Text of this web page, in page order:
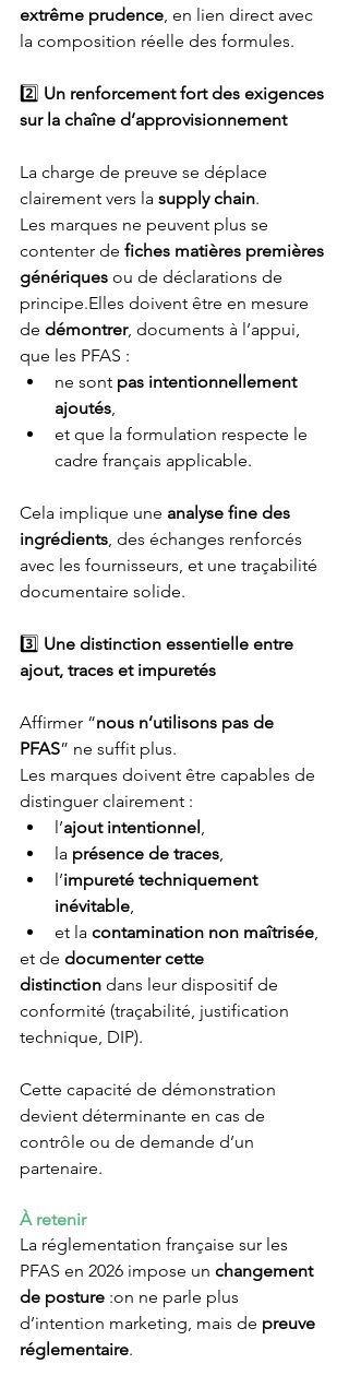
extrême prudence, en lien direct avec
la composition réelle des formules.
2️⃣ Un renforcement fort des exigences
sur la chaîne d’approvisionnement
La charge de preuve se déplace
clairement vers la supply chain.
Les marques ne peuvent plus se
contenter de fiches matières premières
génériques ou de déclarations de
principe.Elles doivent être en mesure
de démontrer, documents à l’appui,
que les PFAS :
ne sont pas intentionnellement
ajoutés,
et que la formulation respecte le
cadre français applicable.
Cela implique une analyse fine des
ingrédients, des échanges renforcés
avec les fournisseurs, et une traçabilité
documentaire solide.
3️⃣ Une distinction essentielle entre
ajout, traces et impuretés
Affirmer “nous n’utilisons pas de
PFAS” ne suffit plus.
Les marques doivent être capables de
distinguer clairement :
l’ajout intentionnel,
la présence de traces,
l’impureté techniquement
inévitable,
et la contamination non maîtrisée,
et de documenter cette
distinction dans leur dispositif de
conformité (traçabilité, justification
technique, DIP).
Cette capacité de démonstration
devient déterminante en cas de
contrôle ou de demande d’un
partenaire.
À retenir
La réglementation française sur les
PFAS en 2026 impose un changement
de posture :on ne parle plus
d’intention marketing, mais de preuve
réglementaire.